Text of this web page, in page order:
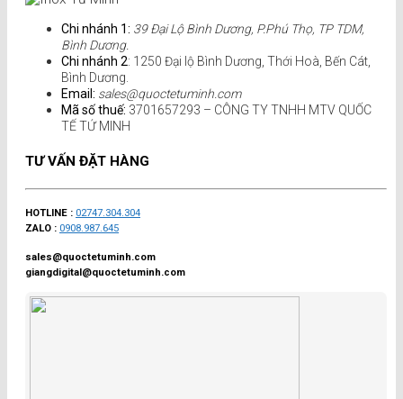
Chi nhánh 1: 39 Đại Lộ Bình Dương, P.Phú Thọ, TP TDM,
Bình Dương.
Chi nhánh 2: 1250 Đại lộ Bình Dương, Thới Hoà, Bến Cát,
Bình Dương.
Email: sales@quoctetuminh.com
Mã số thuế: 3701657293 – CÔNG TY TNHH MTV QUỐC
TẾ TỨ MINH
TƯ VẤN ĐẶT HÀNG
HOTLINE : 02747.304.304
ZALO : 0908.987.645
sales@quoctetuminh.com
giangdigital@quoctetuminh.com